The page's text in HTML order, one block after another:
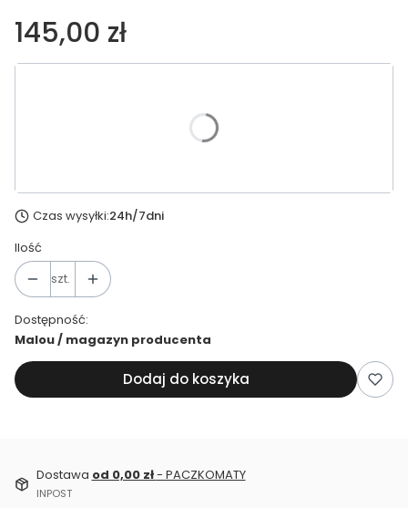
145,00 zł
Czas wysyłki:24h/7dni
Ilość
szt.
Dostępność:
Malou / magazyn producenta
Dodaj do koszyka
Dostawa od 0,00 zł- PACZKOMATY
INPOST